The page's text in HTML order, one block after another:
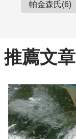
帕金森氏(6)
推薦文章